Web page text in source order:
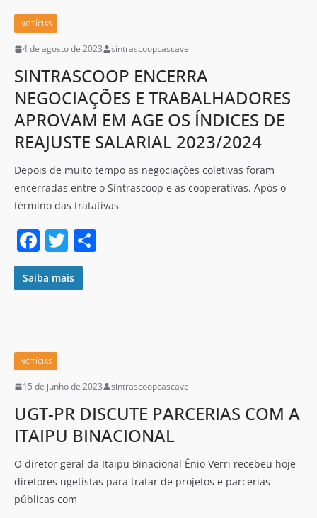
o
o
k
NOTÍCIAS
4 de agosto de 2023 sintrascoopcascavel
SINTRASCOOP ENCERRA
NEGOCIAÇÕES E TRABALHADORES
APROVAM EM AGE OS ÍNDICES DE
REAJUSTE SALARIAL 2023/2024
Depois de muito tempo as negociações coletivas foram
encerradas entre o Sintrascoop e as cooperativas. Após o
término das tratativas
F
a
c
o
o
k
T
w
itt
Saiba mais
NOTÍCIAS
15 de junho de 2023 sintrascoopcascavel
UGT-PR DISCUTE PARCERIAS COM A
ITAIPU BINACIONAL
O diretor geral da Itaipu Binacional Ênio Verri recebeu hoje
diretores ugetistas para tratar de projetos e parcerias
públicas com